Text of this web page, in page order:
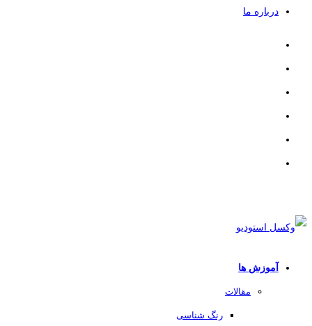
درباره ما
آموزش ها
مقالات
رنگ شناسی